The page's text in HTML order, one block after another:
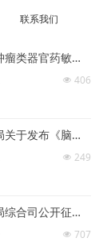
【转发】肿瘤类器官药敏国家医保检验类医疗服务价格立项！
넶 406
国家药监局关于发布《脑机接口医疗器械产品分类界定指导原则》《脑机接口医疗器械通用名称命名指导原则》等2项医疗器械产品指导原则的通告（2026年第24号）
넶 249
国家药监局综合司公开征求《医疗器械生产质量管理规范检查指导原则（征求意见稿）》意见
넶 707
联系我们